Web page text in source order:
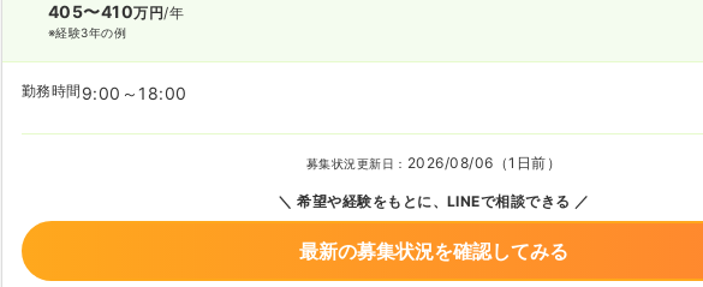
405〜410万円/年
※経験3年の例
勤務時間 9:00～18:00
募集状況更新日： 2026/08/06（1日前）
希望や経験をもとに、LINEで相談できる
最新の募集状況を確認してみる